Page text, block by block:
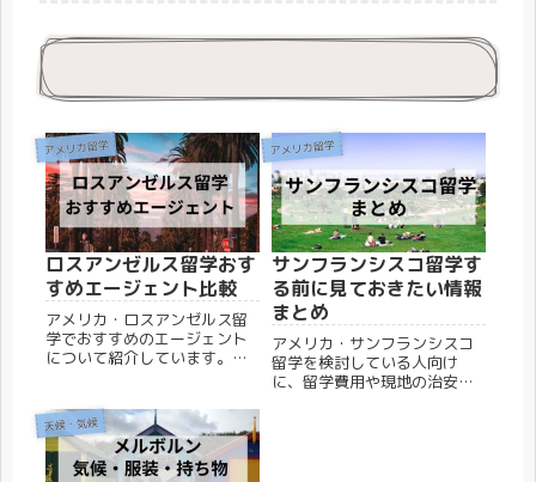
アメリカ留学
ロスアンゼルス留学おす
すめエージェント比較
アメリカ・ロスアンゼルス留
学でおすすめのエージェント
について紹介しています。エ
についても解説するので、留
学を検討している人はぜひご
覧ください。
アメリカ留学
サンフランシスコ留学す
る前に見ておきたい情報
まとめ
アメリカ・サンフランシスコ
留学を検討している人向け
に、留学費用や現地の治安な
天候・気候